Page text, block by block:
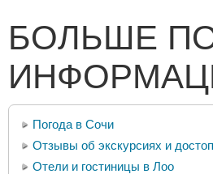
БОЛЬШЕ
Погода в Сочи
Отзывы об экскурсиях и
Отели и гостиницы в Лоо